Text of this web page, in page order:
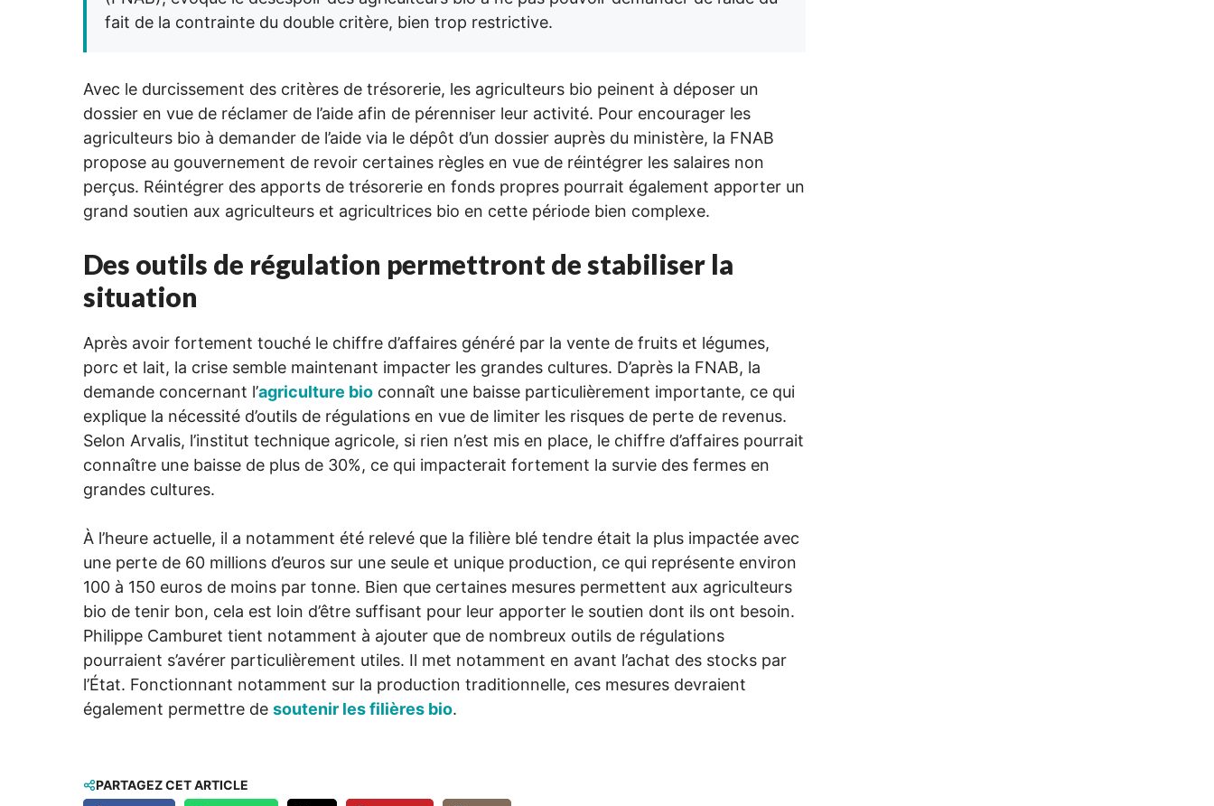
fait de la contrainte du double critère, bien trop restrictive.
Avec le durcissement des critères de trésorerie, les agriculteurs bio peinent à déposer un
dossier en vue de réclamer de l’aide afin de pérenniser leur activité. Pour encourager les
agriculteurs bio à demander de l’aide via le dépôt d’un dossier auprès du ministère, la FNAB
propose au gouvernement de revoir certaines règles en vue de réintégrer les salaires non
perçus. Réintégrer des apports de trésorerie en fonds propres pourrait également apporter un
grand soutien aux agriculteurs et agricultrices bio en cette période bien complexe.
Des outils de régulation permettront de stabiliser la
situation
Après avoir fortement touché le chiffre d’affaires généré par la vente de fruits et légumes,
porc et lait, la crise semble maintenant impacter les grandes cultures. D’après la FNAB, la
demande concernant l’agriculture bio connaît une baisse particulièrement importante, ce qui
explique la nécessité d’outils de régulations en vue de limiter les risques de perte de revenus.
Selon Arvalis, l’institut technique agricole, si rien n’est mis en place, le chiffre d’affaires pourrait
connaître une baisse de plus de 30%, ce qui impacterait fortement la survie des fermes en
grandes cultures.
À l’heure actuelle, il a notamment été relevé que la filière blé tendre était la plus impactée avec
une perte de 60 millions d’euros sur une seule et unique production, ce qui représente environ
100 à 150 euros de moins par tonne. Bien que certaines mesures permettent aux agriculteurs
bio de tenir bon, cela est loin d’être suffisant pour leur apporter le soutien dont ils ont besoin.
Philippe Camburet tient notamment à ajouter que de nombreux outils de régulations
pourraient s’avérer particulièrement utiles. Il met notamment en avant l’achat des stocks par
l’État. Fonctionnant notamment sur la production traditionnelle, ces mesures devraient
également permettre de soutenir les filières bio.
PARTAGEZ CET ARTICLE